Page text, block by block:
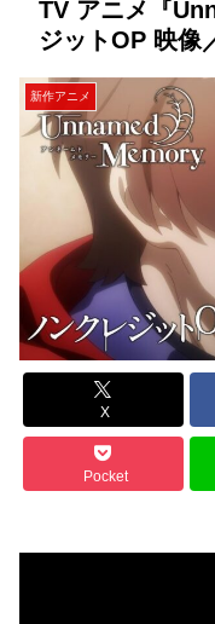
TV アニメ『
ジットOP 映像
新作アニメ
X
Pocket